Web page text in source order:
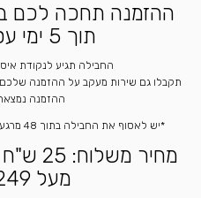
ההזמנה תחכה לכם
תוך 5 ימי עסקים
החבילה תגיע לנקודת
תקבלו גם שירות מעקב על ההזמנה
ההזמנה
*יש לאסוף את החבילה בתוך 48 מרגע הגעתה לנקודת האיסוף
מחיר
מעל 249)